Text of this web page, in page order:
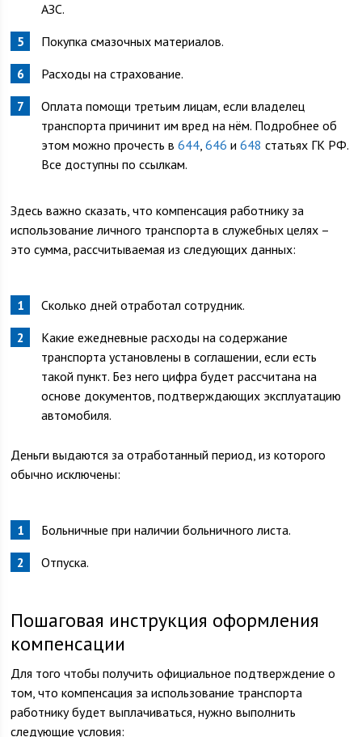
АЗС.
Покупка смазочных материалов.
Расходы на страхование.
Оплата помощи третьим лицам, если владелец
транспорта причинит им вред на нём. Подробнее об
этом можно прочесть в644,646 и648 статьях ГК РФ.
Все доступны по ссылкам.
Здесь важно сказать, что компенсация работнику за
использование личного транспорта в служебных целях –
это сумма, рассчитываемая из следующих данных:
Сколько дней отработал сотрудник.
Какие ежедневные расходы на содержание
транспорта установлены в соглашении, если есть
такой пункт. Без него цифра будет рассчитана на
основе документов, подтверждающих эксплуатацию
автомобиля.
Деньги выдаются за отработанный период, из которого
обычно исключены:
Больничные при наличии больничного листа.
Отпуска.
Пошаговая инструкция оформления
компенсации
Для того чтобы получить официальное подтверждение о
том, что компенсация за использование транспорта
работнику будет выплачиваться, нужно выполнить
следующие условия: